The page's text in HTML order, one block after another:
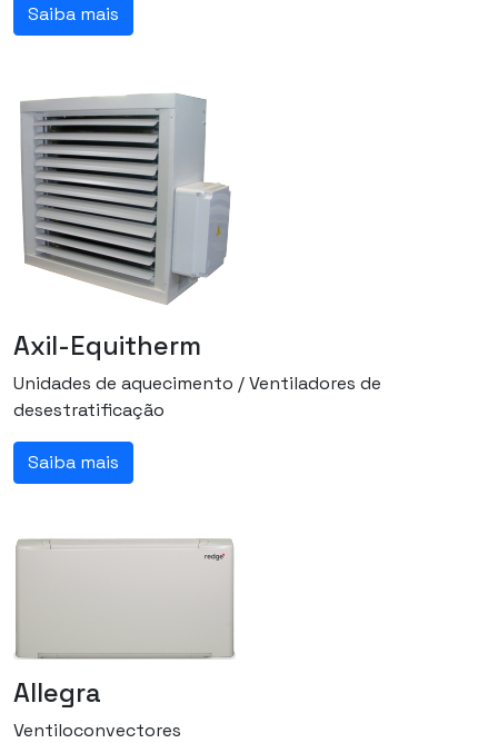
Saiba mais
Axil-Equitherm
Unidades de aquecimento / Ventiladores de
desestratificação
Saiba mais
Allegra
Ventiloconvectores